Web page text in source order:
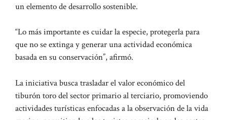
un elemento de desarrollo sostenible.
“Lo más importante es cuidar la especie, protegerla para
que no se extinga y generar una actividad económica
basada en su conservación”, afirmó.
La iniciativa busca trasladar el valor económico del
tiburón toro del sector primario al terciario, promoviendo
actividades turísticas enfocadas a la observación de la vida